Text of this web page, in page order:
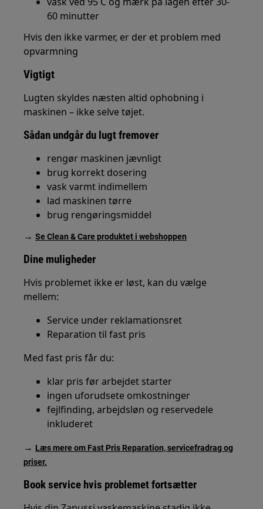
60 minutter
Hvis den ikke varmer, er der et problem med
opvarmning
Vigtigt
Lugten skyldes næsten altid ophobning i
maskinen – ikke selve tøjet.
Sådan undgår du lugt fremover
rengør maskinen jævnligt
brug korrekt dosering
vask varmt indimellem
lad maskinen tørre
brug rengøringsmiddel
→Se Clean & Care produktet i webshoppen
Dine muligheder
Hvis problemet ikke er løst, kan du vælge
mellem:
Service under reklamationsret
Reparation til fast pris
Med fast pris får du:
klar pris før arbejdet starter
ingen uforudsete omkostninger
fejlfinding, arbejdsløn og reservedele
inkluderet
→ Læs mere om Fast Pris Reparation, servicefradrag og
priser.
Book service hvis problemet fortsætter